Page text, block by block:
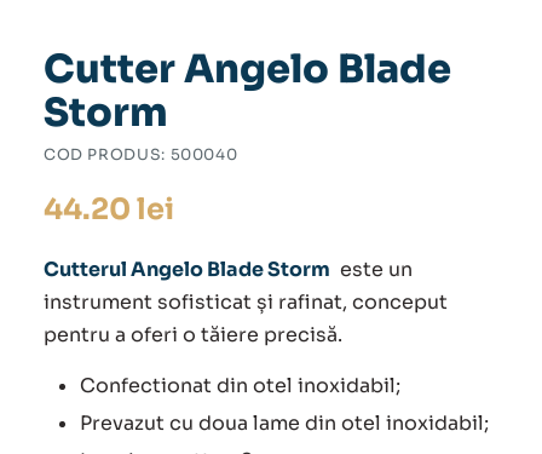
Cutter Angelo Blade
Storm
COD PRODUS: 500040
44.20 lei
Cutterul Angelo Blade Storm este un
instrument sofisticat și rafinat, conceput
pentru a oferi o tăiere precisă.
Confectionat din otel inoxidabil;
Prevazut cu doua lame din otel inoxidabil;